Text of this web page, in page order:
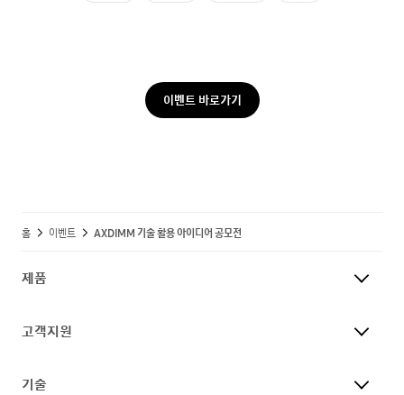
이벤트 바로가기
홈 이벤트 AXDIMM 기술 활용 아이디어 공모전
제품
고객지원
기술